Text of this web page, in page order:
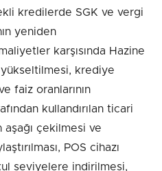
kredilerde SGK ve vergi
yeniden
karşısında Hazine
krediye
faiz oranlarının
kullandırılan ticari
aşağı çekilmesi ve
POS cihazı
seviyelere indirilmesi,